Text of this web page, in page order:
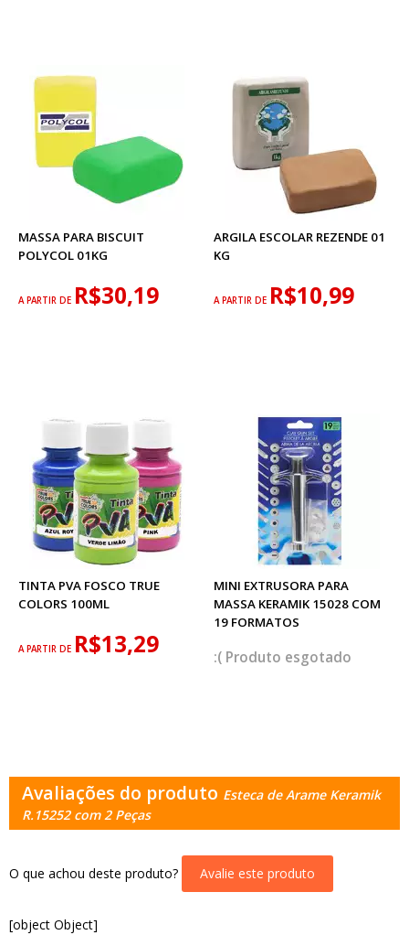
MASSA PARA BISCUIT
POLYCOL 01KG
A PARTIR DE R$30,19
ARGILA ESCOLAR REZENDE 01
KG
A PARTIR DE R$10,99
TINTA PVA FOSCO TRUE
COLORS 100ML
A PARTIR DE R$13,29
MINI EXTRUSORA PARA
MASSA KERAMIK 15028 COM
19 FORMATOS
esgotado
Avaliações do produto Esteca de Arame Keramik
R.15252 com 2 Peças
O que achou deste produto? Avalie este produto
[object Object]